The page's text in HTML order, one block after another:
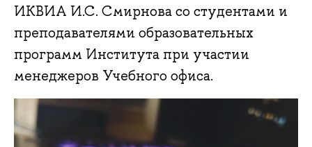
ИКВИА И.С. Смирнова со студентами и
преподавателями образовательных
программ Института при участии
менеджеров Учебного офиса.